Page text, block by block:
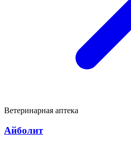
Ветеринарная аптека
Айболит